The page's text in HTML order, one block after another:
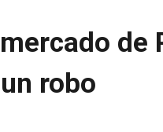
de
robo